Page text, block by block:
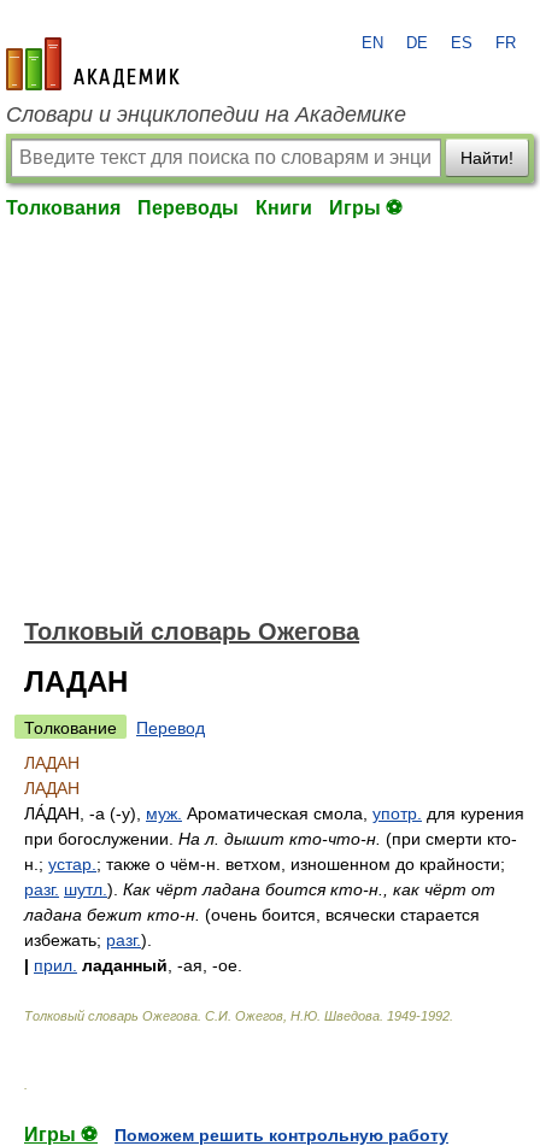
academic.ru
EN DE ES FR
Словари и энциклопедии на Академике
Найти!
Толкования Переводы Книги Игры ⚽
Толковый словарь Ожегова
ЛАДАН
Толкование
Перевод
ЛАДАН
ЛАДАН
ЛА́ДАН , -а (-у), муж. Ароматическая смола, употр. для курения
при богослужении. На л. дышит кто-что-н. (при смерти кто-
н.; устар. ; также о чём-н. ветхом, изношенном до крайности;
разг. шутл. ). Как чёрт ладана боится кто-н., как чёрт от
ладана бежит кто-н. (очень боится, всячески старается
избежать; разг.).
| прил. ладанный , -ая, -ое.
Толковый словарь Ожегова С.И. Ожегов, Н.Ю. Шведова. 1949-1992
Игры ⚽
Поможем решить контрольную работу